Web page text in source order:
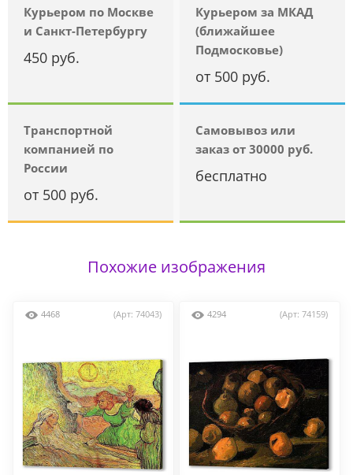
Курьером по Москве
и Санкт-Петербургу
450 руб.
Курьером за МКАД
(ближайшее
Подмосковье)
от 500 руб.
Транспортной
компанией по
России
от 500 руб.
Самовывоз или
заказ от 30000 руб.
бесплатно
Похожие изображения
4468 (Арт: 74043) 4294 (Арт: 74159)